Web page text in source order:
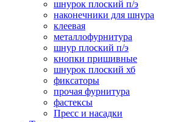
шнурок плоский п/э
наконечники для шнура
клеевая
металлофурнитура
шнур плоский п/э
кнопки пришивные
шнурок плоский хб
фиксаторы
прочая фурнитура
фастексы
Пресс и насадки